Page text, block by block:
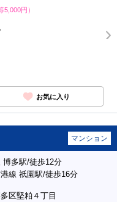
5,000円）
お気に入り
マンション
博多駅/徒歩12分
線 祇園駅/徒歩16分
区堅粕４丁目